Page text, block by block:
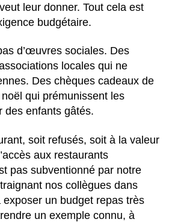
leur donner. Tout cela est
budgétaire.
d’œuvres sociales. Des
locales qui ne
Des chèques cadeaux de
qui prémunissent les
des enfants gâtés.
soit refusés, soit à la valeur
aux restaurants
pas subventionné par notre
nos collègues dans
un budget repas très
un exemple connu, à